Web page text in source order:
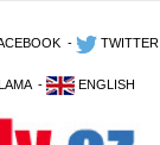
- TWITTER
- ENGLISH